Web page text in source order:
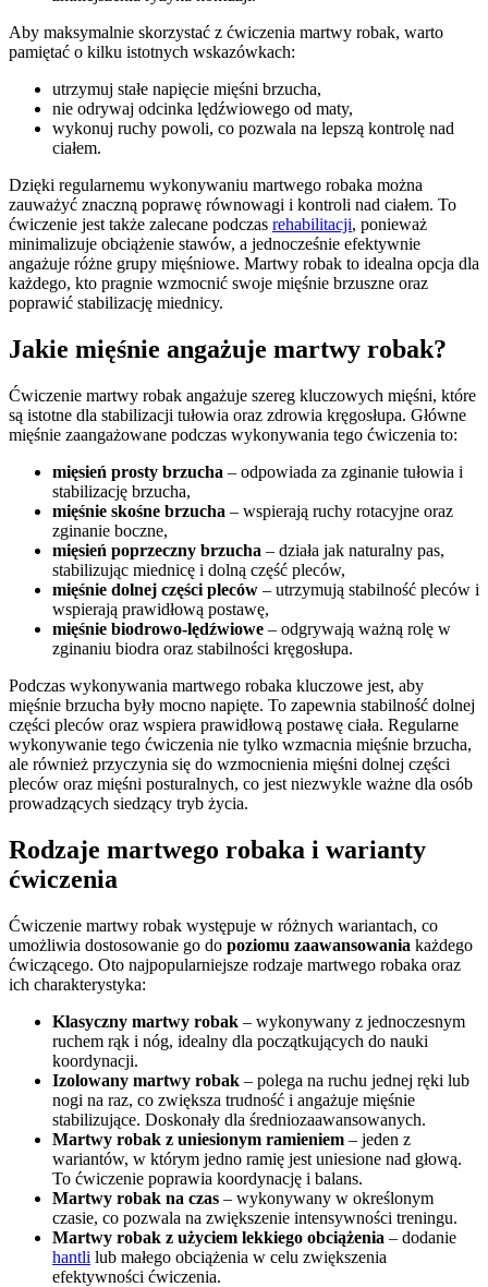
Aby maksymalnie skorzystać z ćwiczenia martwy robak, warto
pamiętać o kilku istotnych wskazówkach:
utrzymuj stałe napięcie mięśni brzucha,
nie odrywaj odcinka lędźwiowego od maty,
wykonuj ruchy powoli, co pozwala na lepszą kontrolę nad
ciałem.
Dzięki regularnemu wykonywaniu martwego robaka można
zauważyć znaczną poprawę równowagi i kontroli nad ciałem. To
ćwiczenie jest także zalecane podczas rehabilitacji, ponieważ
minimalizuje obciążenie stawów, a jednocześnie efektywnie
angażuje różne grupy mięśniowe. Martwy robak to idealna opcja dla
każdego, kto pragnie wzmocnić swoje mięśnie brzuszne oraz
poprawić stabilizację miednicy.
Jakie mięśnie angażuje martwy robak?
Ćwiczenie martwy robak angażuje szereg kluczowych mięśni, które
są istotne dla stabilizacji tułowia oraz zdrowia kręgosłupa. Główne
mięśnie zaangażowane podczas wykonywania tego ćwiczenia to:
mięsień prosty brzucha – odpowiada za zginanie tułowia i
stabilizację brzucha,
mięśnie skośne brzucha – wspierają ruchy rotacyjne oraz
zginanie boczne,
mięsień poprzeczny brzucha – działa jak naturalny pas,
stabilizując miednicę i dolną część pleców,
mięśnie dolnej części pleców – utrzymują stabilność pleców i
wspierają prawidłową postawę,
mięśnie biodrowo-lędźwiowe – odgrywają ważną rolę w
zginaniu biodra oraz stabilności kręgosłupa.
Podczas wykonywania martwego robaka kluczowe jest, aby
mięśnie brzucha były mocno napięte. To zapewnia stabilność dolnej
części pleców oraz wspiera prawidłową postawę ciała. Regularne
wykonywanie tego ćwiczenia nie tylko wzmacnia mięśnie brzucha,
ale również przyczynia się do wzmocnienia mięśni dolnej części
pleców oraz mięśni posturalnych, co jest niezwykle ważne dla osób
prowadzących siedzący tryb życia.
Rodzaje martwego robaka i warianty
ćwiczenia
Ćwiczenie martwy robak występuje w różnych wariantach, co
umożliwia dostosowanie go do poziomu zaawansowania każdego
ćwiczącego. Oto najpopularniejsze rodzaje martwego robaka oraz
ich charakterystyka:
Klasyczny martwy robak – wykonywany z jednoczesnym
ruchem rąk i nóg, idealny dla początkujących do nauki
koordynacji.
Izolowany martwy robak – polega na ruchu jednej ręki lub
nogi na raz, co zwiększa trudność i angażuje mięśnie
stabilizujące. Doskonały dla średniozaawansowanych.
Martwy robak z uniesionym ramieniem – jeden z
wariantów, w którym jedno ramię jest uniesione nad głową.
To ćwiczenie poprawia koordynację i balans.
Martwy robak na czas – wykonywany w określonym
czasie, co pozwala na zwiększenie intensywności treningu.
Martwy robak z użyciem lekkiego obciążenia – dodanie
hantli lub małego obciążenia w celu zwiększenia
efektywności ćwiczenia.